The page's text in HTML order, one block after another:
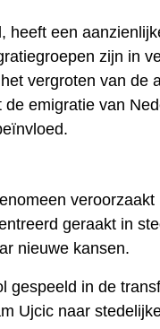
heeft een
zijn in
vergroten van de
emigratie van
geraakt in
nieuwe kansen.
gespeeld in de
Ujcic naar